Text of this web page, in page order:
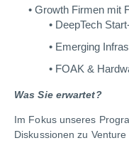
Growth Firmen mit
DeepTech
Emerging
FOAK &
Was Sie erwartet?
Im Fokus unseres
Diskussionen zu